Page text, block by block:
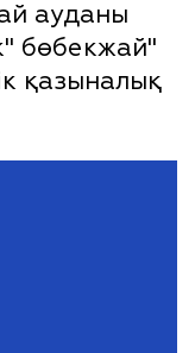
ауданы
бөбекжай"
қазыналық